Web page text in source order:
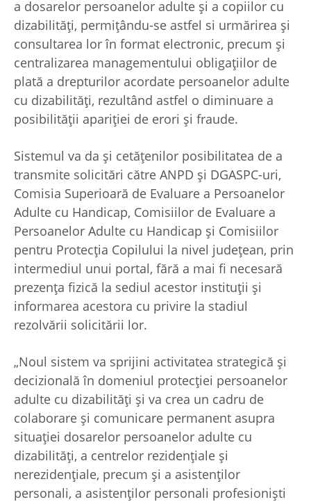
a dosarelor persoanelor adulte şi a copiilor cu
dizabilităţi, permiţându-se astfel si urmărirea şi
consultarea lor în format electronic, precum şi
centralizarea managementului obligaţiilor de
plată a drepturilor acordate persoanelor adulte
cu dizabilităţi, rezultând astfel o diminuare a
posibilităţii apariţiei de erori şi fraude.
Sistemul va da şi cetăţenilor posibilitatea de a
transmite solicitări către ANPD şi DGASPC-uri,
Comisia Superioară de Evaluare a Persoanelor
Adulte cu Handicap, Comisiilor de Evaluare a
Persoanelor Adulte cu Handicap şi Comisiilor
pentru Protecţia Copilului la nivel judeţean, prin
intermediul unui portal, fără a mai fi necesară
prezenţa fizică la sediul acestor instituţii şi
informarea acestora cu privire la stadiul
rezolvării solicitării lor.
„Noul sistem va sprijini activitatea strategică şi
decizională în domeniul protecţiei persoanelor
adulte cu dizabilităţi şi va crea un cadru de
colaborare şi comunicare permanent asupra
situaţiei dosarelor persoanelor adulte cu
dizabilităţi, a centrelor rezidenţiale şi
nerezidenţiale, precum şi a asistenţilor
personali, a asistenţilor personali profesionişti